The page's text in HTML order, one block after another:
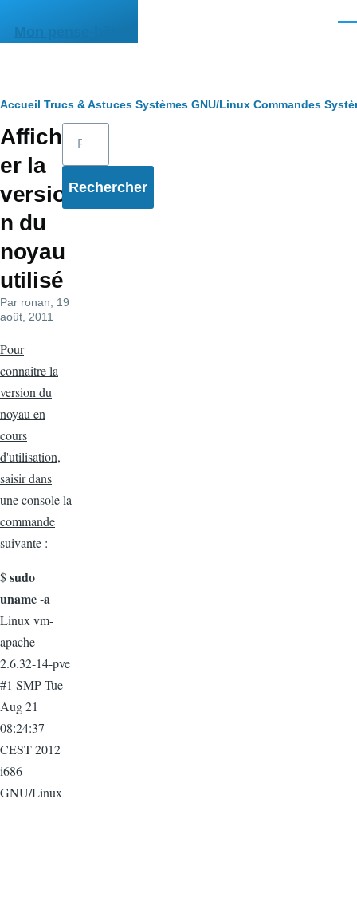
Mon pense-bête
Fil
d'Ariane
Accueil Trucs & Astuces Systèmes GNU/Linux Commandes
Affich
er la
versio
n du
noyau
utilisé
Par ronan , 19
août, 2011
Pour
connaitre la
version du
noyau en
cours
d'utilisation,
saisir dans
une console la
commande
suivante :
$sudo
uname -a
Linux vm-
apache
2.6.32-14-pve
#1 SMP Tue
Aug 21
08:24:37
CEST 2012
i686
GNU/Linux